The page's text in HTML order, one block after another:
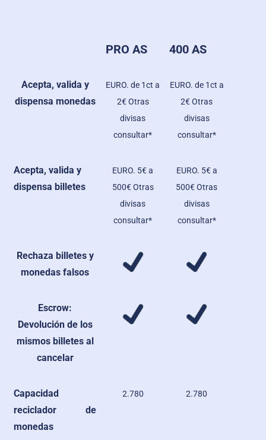
PRO AS 400 AS
Acepta, valida y
dispensa monedas
EURO. de 1ct a
2€ Otras
divisas
consultar*
EURO. de 1ct a
2€ Otras
divisas
consultar*
Acepta, valida y
dispensa billetes
EURO. 5€ a
500€ Otras
divisas
consultar*
EURO. 5€ a
500€ Otras
divisas
consultar*
Rechaza billetes y
monedas falsos
Escrow:
Devolución de los
mismos billetes al
cancelar
Capacidad
reciclador de
monedas
2.780 2.780